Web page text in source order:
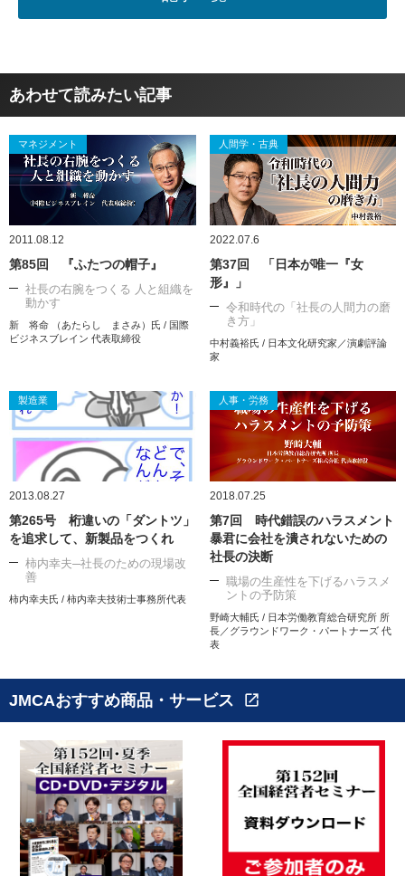
あわせて読みたい記事
マネジメント
2011.08.12
第85回 『ふたつの帽子』
社長の右腕をつくる 人と組織を
動かす
新 将命 （あたらし まさみ）氏 / 国際
ビジネスブレイン 代表取締役
人間学・古典
2022.07.6
第37回 「日本が唯一『女
形』」
令和時代の「社長の人間力の磨
き方」
中村義裕氏 / 日本文化研究家／演劇評論
家
製造業
2013.08.27
第265号 桁違いの「ダントツ」
を追求して、新製品をつくれ
柿内幸夫─社長のための現場改
善
柿内幸夫氏 / 柿内幸夫技術士事務所代表
人事・労務
2018.07.25
第7回 時代錯誤のハラスメント
暴君に会社を潰されないための
社長の決断
職場の生産性を下げるハラスメ
ントの予防策
野崎大輔氏 / 日本労働教育総合研究所 所
長／グラウンドワーク・パートナーズ 代
表
JMCAおすすめ商品・サービス open_in_new